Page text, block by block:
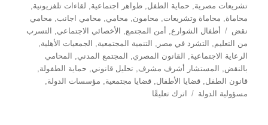
تشريعات مصرية, حماية الطفل,ظواهر اجتماعية, لقاءات تلفزيونية,
محاماة, محاماة وتشريعات, محامون, محامي, محامي اجانب, محامي
نقض
الوسوم
أطفال الشوارع, أمن المجتمع, الأخصائي الاجتماعي,
التسرب
من التعليم, التشرد في مصر , التنمية المجتمعية, الجمعيات الأهلية,
الرعاية الاجتماعية, القانون المصري, المجتمع المدني,
المحامي
بالنقض, المستشار أشرف مشرف,تحليل قانوني, حماية الطفولة,
قانون الطفل,قضايا الأطفال,قضايا مجتمعية, مؤسسات الدولة,
مسؤولية الدولة
اترك تعليقًا